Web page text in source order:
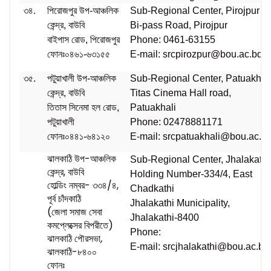
৩৪.
পিরোজপুর উপ-আঞ্চলিক
কেন্দ্র, বাউবি
বাইপাস রোড, পিরোজপুর
ফোনঃ০৪৬১-৬৩১৫৫
Sub-Regional Center, Pirojpur
Bi-pass Road, Pirojpur
Phone: 0461-63155
E-mail: srcpirozpur@bou.ac.bd
৩৫.
পটুয়াখালী উপ-আঞ্চলিক
কেন্দ্র, বাউবি
তিতাস সিনেমা হল রোড,
পটুয়াখালী
ফোনঃ০৪৪১-৬৪১২০
Sub-Regional Center,
Titas Cinema Hall road,
Patuakhali
Phone: 02478881171
E-mail:
ঝালকাঠি উপ-আঞ্চলিক
কেন্দ্র, বাউবি
হোল্ডিং নম্বর- ৩৩৪/৪,
পূর্ব চাঁদকাঠি
(জেলা সমাজ সেবা
কমপ্লেক্সের বিপরীতে)
ঝালকাঠি পৌরসভা,
ঝালকাঠি-৮৪০০
ফোনঃ
Sub-Regional Center, Jhalakathi
Holding Number-334/4, East
Chadkathi
Jhalakathi Municipality,
Jhalakathi-8400
Phone:
E-mail: srcjhalakathi@bou.ac.bd